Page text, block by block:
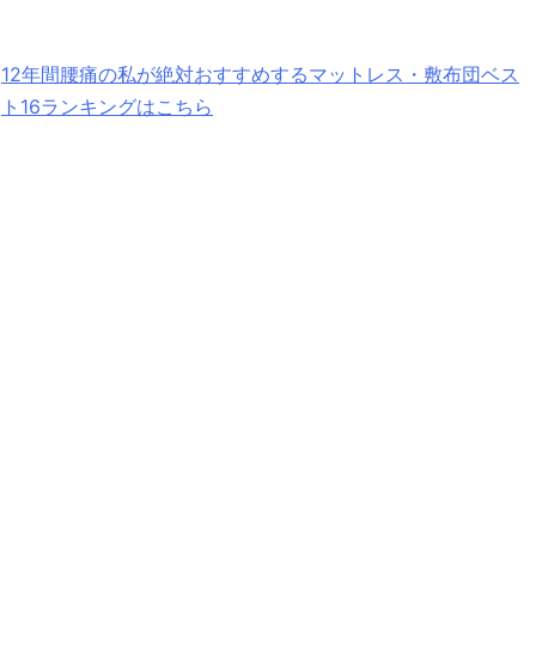
12年間腰痛の私が絶対おすすめするマットレス・敷布団ベス
ト16ランキングはこちら